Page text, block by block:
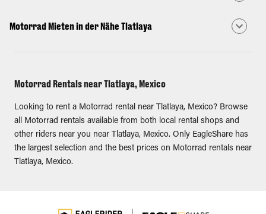
Motorrad Mieten in der Nähe Tlatlaya
Motorrad Rentals near Tlatlaya, Mexico
Looking to rent a Motorrad rental near Tlatlaya, Mexico? Browse
all Motorrad rentals available from both local rental shops and
other riders near you near Tlatlaya, Mexico. Only EagleShare has
the largest selection and the best prices on Motorrad rentals near
Tlatlaya, Mexico.